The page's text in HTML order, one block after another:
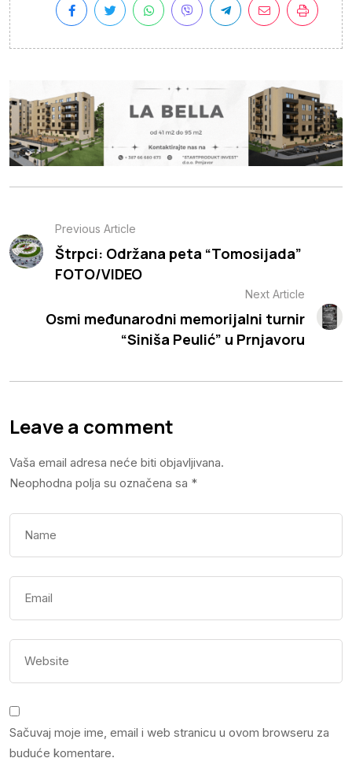
Previous Article
Štrpci: Održana peta “Tomosijada”
FOTO/VIDEO
Next Article
Osmi međunarodni memorijalni turnir
“Siniša Peulić” u Prnjavoru
Leave a comment
Vaša email adresa neće biti objavljivana.
Neophodna polja su označena sa *
Sačuvaj moje ime, email i web stranicu u ovom browseru za
buduće komentare.